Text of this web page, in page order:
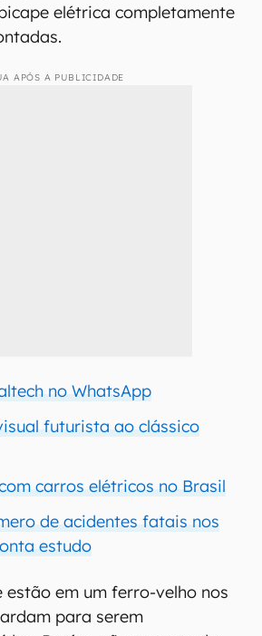
elétrica completamente
APÓS A PUBLICIDADE
no WhatsApp
futurista ao clássico
carros elétricos no Brasil
de acidentes fatais nos
estudo
estão em um ferro-velho nos
para serem